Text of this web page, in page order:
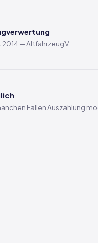
— AltfahrzeugV
Fällen Auszahlung